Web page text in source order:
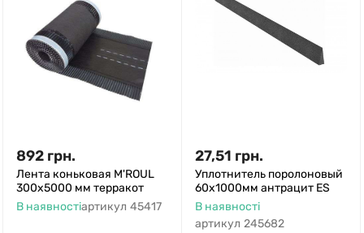
892 грн.
Лента коньковая M'ROUL
300х5000 мм терракот
В наявностіартикул 45417
27,51 грн.
Уплотнитель поролоновый
60х1000мм антрацит ES
В наявності
артикул 245682